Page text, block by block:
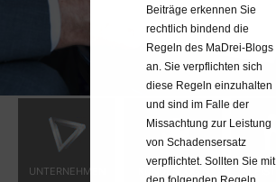
UNTERNEHMEN
Beiträge erkennen Sie
rechtlich bindend die
Regeln des MaDrei-Blogs
an. Sie verpflichten sich
diese Regeln einzuhalten
und sind im Falle der
Missachtung zur Leistung
von Schadensersatz
verpflichtet. Sollten Sie mit